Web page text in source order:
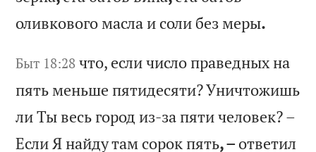
оливковогомасла и соли безмеры.
Быт 18:28 что, есличисло праведных на
пять меньше пятидесяти?Уничтожишь
лиТы весь город из-за пятичеловек?–
Если Я найдутам сорок пять, – ответил